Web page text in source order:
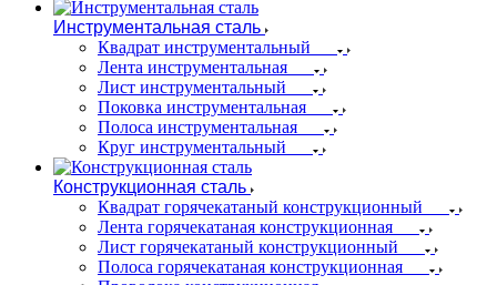
Инструментальная сталь
Квадрат инструментальный
Лента инструментальная
Лист инструментальный
Поковка инструментальная
Полоса инструментальная
Круг инструментальный
Конструкционная сталь
Квадрат горячекатаный конструкционный
Лента горячекатаная конструкционная
Лист горячекатаный конструкционный
Полоса горячекатаная конструкционная